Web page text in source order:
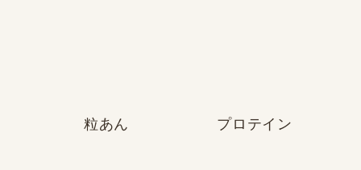
粒あん プロテイン